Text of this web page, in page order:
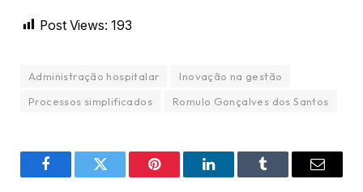
Post Views: 193
Administração hospitalar
Inovação na gestão
Processos simplificados
Romulo Gonçalves dos Santos
FacebookTwitter Pinterest LinkedInTumblr Email